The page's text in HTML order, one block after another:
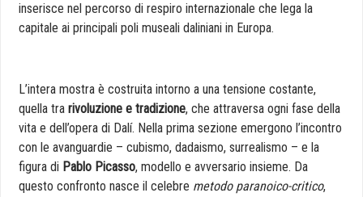
inserisce nel percorso di respiro internazionale che lega la
capitale ai principali poli museali daliniani in Europa.
L’intera mostra è costruita intorno a una tensione costante,
quella tra rivoluzione e tradizione, che attraversa ogni fase della
vita e dell’opera di Dalí. Nella prima sezione emergono l’incontro
con le avanguardie – cubismo, dadaismo, surrealismo – e la
figura di Pablo Picasso, modello e avversario insieme. Da
questo confronto nasce il celebre metodo paranoico-critico,